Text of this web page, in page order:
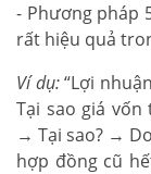
- Phương pháp
rất hiệu quả
Ví dụ:“Lợi
Tại sao giá
→ Tại sao? →
hợp đồng cũ